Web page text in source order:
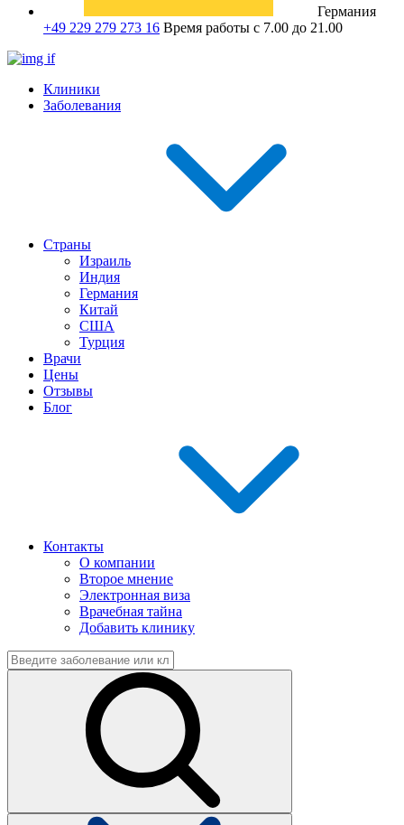
Германия
+49 229 279 273 16 Время работы с 7.00 до 21.00
Клиники
Заболевания
Страны
Израиль
Индия
Германия
Китай
США
Турция
Врачи
Цены
Отзывы
Блог
Контакты
О компании
Второе мнение
Электронная виза
Врачебная тайна
Добавить клинику